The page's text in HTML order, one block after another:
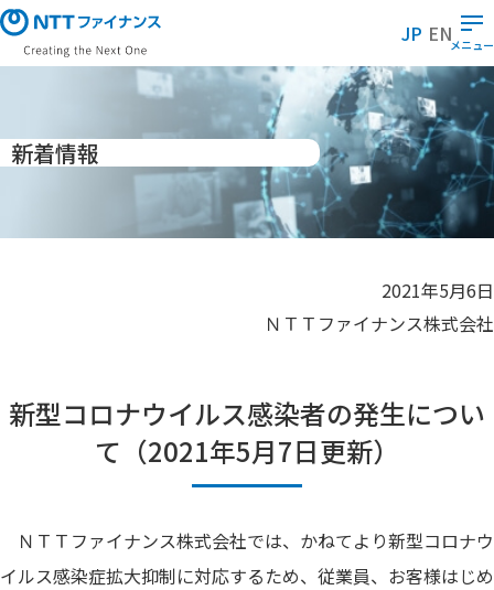
メ
イ
ン
に
JP ENメニュー
新着情報
2021年5月6日
ＮＴＴファイナンス株式会社
新型コロナウイルス感染者の発生につい
て（2021年5月7日更新）
ＮＴＴファイナンス株式会社では、かねてより新型コロナウ
イルス感染症拡大抑制に対応するため、従業員、お客様はじめ